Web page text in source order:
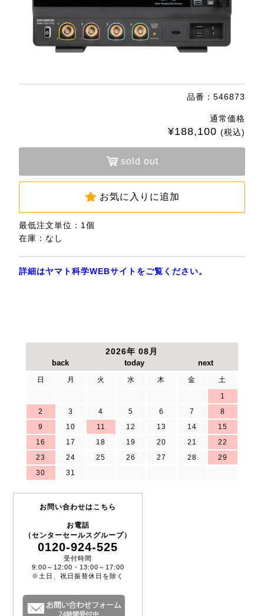
品番：546873
通常価格
¥188,100 (税込)
sold out
お気に入りに追加
最低注文単位：1個
在庫：なし
詳細はヤマト科学WEBサイトをご覧ください。
2026年 08月
日 月 火 水 木 金
土
1
2
3 4 5 6 7
8
9
10 11 12 13 14
15
16
17 18 19 20 21
22
23
24 25 26 27 28
29
30
31
お問い合わせはこちら
お電話
（センターセールスグループ）
0120-924-525
受付時間
9:00～12:00・13:00～17:00
※土日、祝日振替休日を除く